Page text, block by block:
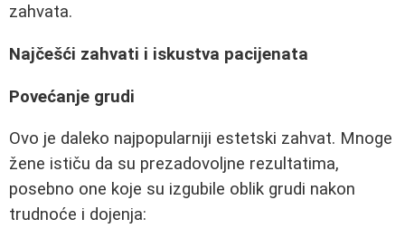
zahvata.
Najčešći zahvati i iskustva pacijenata
Povećanje grudi
Ovo je daleko najpopularniji estetski zahvat. Mnoge
žene ističu da su prezadovoljne rezultatima,
posebno one koje su izgubile oblik grudi nakon
trudnoće i dojenja: